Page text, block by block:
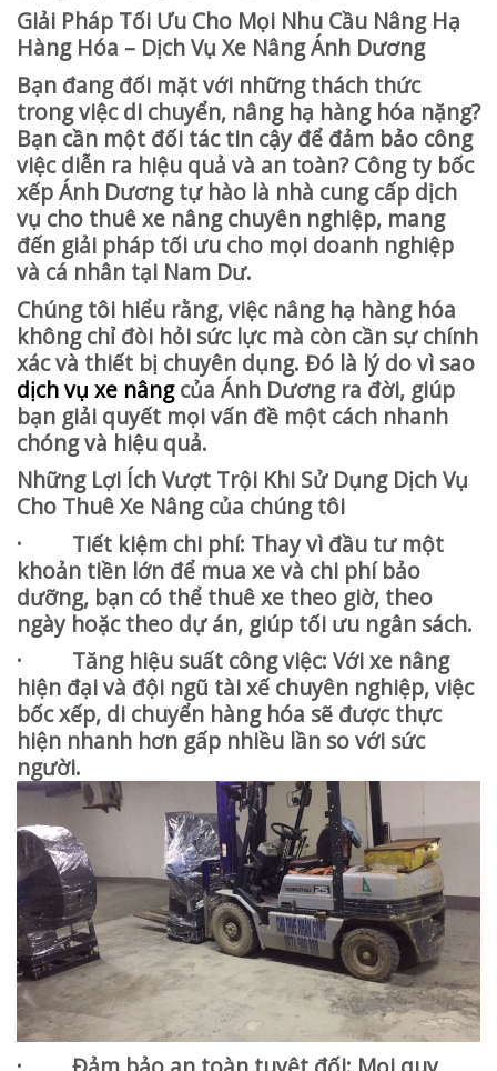
Giải Pháp Tối Ưu Cho Mọi Nhu Cầu Nâng Hạ
Hàng Hóa – Dịch Vụ Xe Nâng Ánh Dương
Bạn đang đối mặt với những thách thức
trong việc di chuyển, nâng hạ hàng hóa nặng?
Bạn cần một đối tác tin cậy để đảm bảo công
việc diễn ra hiệu quả và an toàn? Công ty bốc
xếp Ánh Dương tự hào là nhà cung cấp dịch
vụ cho thuê xe nâng chuyên nghiệp, mang
đến giải pháp tối ưu cho mọi doanh nghiệp
và cá nhân tại Nam Dư.
Chúng tôi hiểu rằng, việc nâng hạ hàng hóa
không chỉ đòi hỏi sức lực mà còn cần sự chính
xác và thiết bị chuyên dụng. Đó là lý do vì sao
dịch vụ xe nângcủa Ánh Dương ra đời, giúp
bạn giải quyết mọi vấn đề một cách nhanh
chóng và hiệu quả.
Những Lợi Ích Vượt Trội Khi Sử Dụng Dịch Vụ
Cho Thuê Xe Nâng của chúng tôi
· Tiết kiệm chi phí: Thay vì đầu tư một
khoản tiền lớn để mua xe và chi phí bảo
dưỡng, bạn có thể thuê xe theo giờ, theo
ngày hoặc theo dự án, giúp tối ưu ngân sách.
· Tăng hiệu suất công việc: Với xe nâng
hiện đại và đội ngũ tài xế chuyên nghiệp, việc
bốc xếp, di chuyển hàng hóa sẽ được thực
hiện nhanh hơn gấp nhiều lần so với sức
người.